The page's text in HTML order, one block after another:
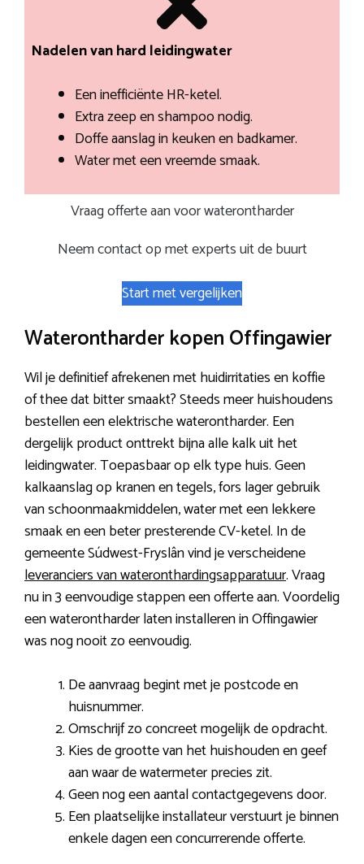
Nadelen van hard leidingwater
Een inefficiënte HR-ketel.
Extra zeep en shampoo nodig.
Doffe aanslag in keuken en badkamer.
Water met een vreemde smaak.
Vraag offerte aan voor waterontharder
Neem contact op met experts uit de buurt
Start met vergelijken
Waterontharder kopen Offingawier
Wil je definitief afrekenen met huidirritaties en koffie
of thee dat bitter smaakt? Steeds meer huishoudens
bestellen een elektrische waterontharder. Een
dergelijk product onttrekt bijna alle kalk uit het
leidingwater. Toepasbaar op elk type huis. Geen
kalkaanslag op kranen en tegels, fors lager gebruik
van schoonmaakmiddelen, water met een lekkere
smaak en een beter presterende CV-ketel. In de
gemeente Súdwest-Fryslân vind je verscheidene
leveranciers van wateronthardingsapparatuur. Vraag
nu in 3 eenvoudige stappen een offerte aan. Voordelig
een waterontharder laten installeren in Offingawier
was nog nooit zo eenvoudig.
De aanvraag begint met je postcode en
huisnummer.
Omschrijf zo concreet mogelijk de opdracht.
Kies de grootte van het huishouden en geef
aan waar de watermeter precies zit.
Geen nog een aantal contactgegevens door.
Een plaatselijke installateur verstuurt je binnen
enkele dagen een concurrerende offerte.